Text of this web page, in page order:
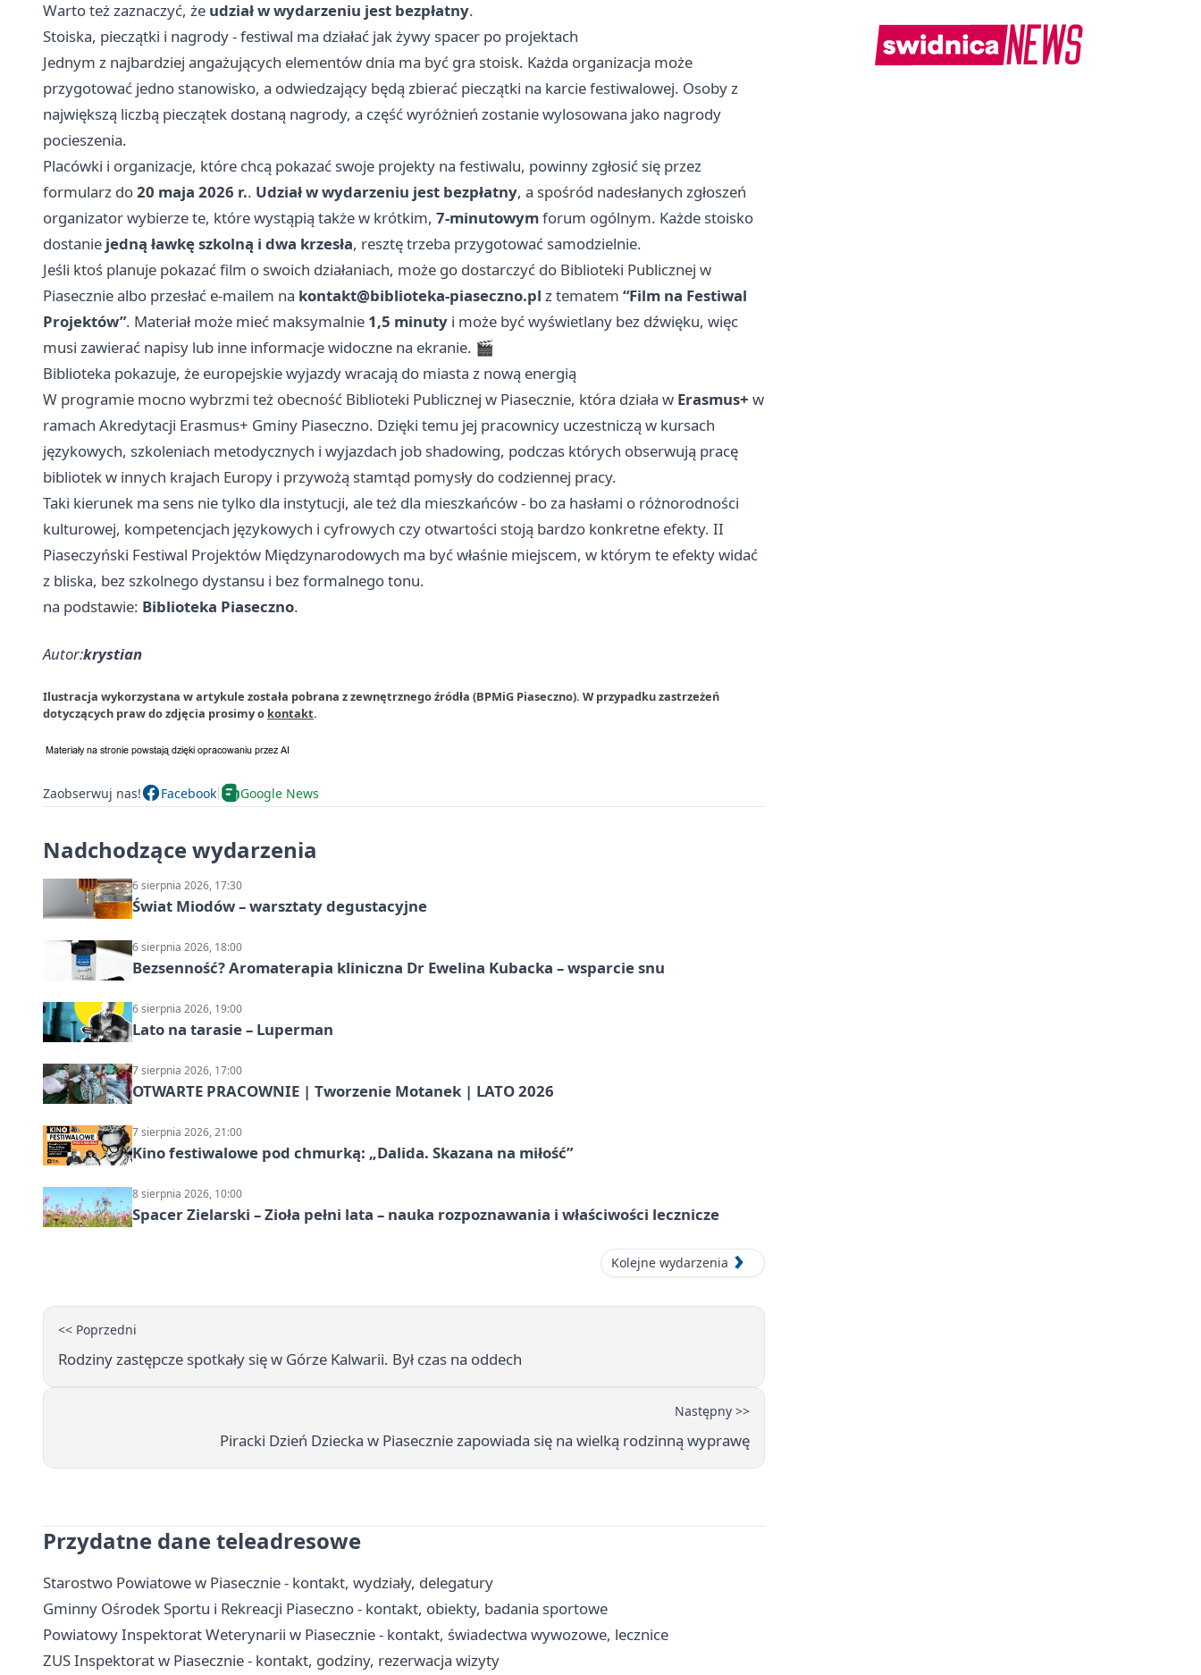
Warto też zaznaczyć, że udział w wydarzeniu jest bezpłatny.
Stoiska, pieczątki i nagrody - festiwal ma działać jak żywy spacer po projektach
Jednym z najbardziej angażujących elementów dnia ma być gra stoisk. Każda organizacja może
przygotować jedno stanowisko, a odwiedzający będą zbierać pieczątki na karcie festiwalowej. Osoby z
największą liczbą pieczątek dostaną nagrody, a część wyróżnień zostanie wylosowana jako nagrody
pocieszenia.
Placówki i organizacje, które chcą pokazać swoje projekty na festiwalu, powinny zgłosić się przez
formularz do20 maja 2026 r.. Udział w wydarzeniu jest bezpłatny, a spośród nadesłanych zgłoszeń
organizator wybierze te, które wystąpią także w krótkim, 7-minutowymforum ogólnym. Każde stoisko
dostanie jedną ławkę szkolną i dwa krzesła, resztę trzeba przygotować samodzielnie.
Jeśli ktoś planuje pokazać film o swoich działaniach, może go dostarczyć do Biblioteki Publicznej w
Piasecznie albo przesłać e-mailem na kontakt@biblioteka-piaseczno.pl z tematem “Film na Festiwal
Projektów”. Materiał może mieć maksymalnie 1,5 minuty i może być wyświetlany bez dźwięku, więc
musi zawierać napisy lub inne informacje widoczne na ekranie. 🎬
Biblioteka pokazuje, że europejskie wyjazdy wracają do miasta z nową energią
W programie mocno wybrzmi też obecność Biblioteki Publicznej w Piasecznie, która działa w Erasmus+ w
ramach Akredytacji Erasmus+ Gminy Piaseczno. Dzięki temu jej pracownicy uczestniczą w kursach
językowych, szkoleniach metodycznych i wyjazdach job shadowing, podczas których obserwują pracę
bibliotek w innych krajach Europy i przywożą stamtąd pomysły do codziennej pracy.
Taki kierunek ma sens nie tylko dla instytucji, ale też dla mieszkańców - bo za hasłami o różnorodności
kulturowej, kompetencjach językowych i cyfrowych czy otwartości stoją bardzo konkretne efekty. II
Piaseczyński Festiwal Projektów Międzynarodowych ma być właśnie miejscem, w którym te efekty widać
z bliska, bez szkolnego dystansu i bez formalnego tonu.
na podstawie: Biblioteka Piaseczno.
Autor:krystian
Ilustracja wykorzystana w artykule została pobrana z zewnętrznego źródła (BPMiG Piaseczno). W przypadku zastrzeżeń
dotyczących praw do zdjęcia prosimy o kontakt.
Zaobserwuj nas! Facebook Google News
Nadchodzące wydarzenia
6 sierpnia 2026, 17:30
Świat Miodów – warsztaty degustacyjne
6 sierpnia 2026, 18:00
Bezsenność? Aromaterapia kliniczna Dr Ewelina Kubacka – wsparcie snu
6 sierpnia 2026, 19:00
Lato na tarasie – Luperman
7 sierpnia 2026, 17:00
OTWARTE PRACOWNIE | Tworzenie Motanek | LATO 2026
7 sierpnia 2026, 21:00
Kino festiwalowe pod chmurką: „Dalida. Skazana na miłość”
8 sierpnia 2026, 10:00
Spacer Zielarski – Zioła pełni lata – nauka rozpoznawania i właściwości lecznicze
Kolejne wydarzenia
<< Poprzedni
Rodziny zastępcze spotkały się w Górze Kalwarii. Był czas na oddech
Następny >>
Piracki Dzień Dziecka w Piasecznie zapowiada się na wielką rodzinną wyprawę
Przydatne dane teleadresowe
Starostwo Powiatowe w Piasecznie - kontakt, wydziały, delegatury
Gminny Ośrodek Sportu i Rekreacji Piaseczno - kontakt, obiekty, badania sportowe
Powiatowy Inspektorat Weterynarii w Piasecznie - kontakt, świadectwa wywozowe, lecznice
ZUS Inspektorat w Piasecznie - kontakt, godziny, rezerwacja wizyty